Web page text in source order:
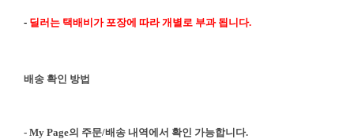
- 딜러는 택배비가 포장에 따라 개별로 부과 됩니다.
배송 확인 방법
- My Page의 주문/배송 내역에서 확인 가능합니다.